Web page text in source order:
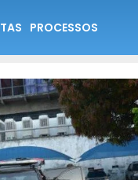
PROCESSOS